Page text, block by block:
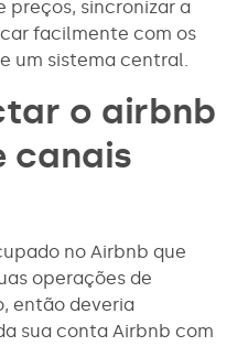
preços, sincronizar a
facilmente com os
um sistema central.
o airbnb
canais
no Airbnb que
operações de
então deveria
sua conta Airbnb com